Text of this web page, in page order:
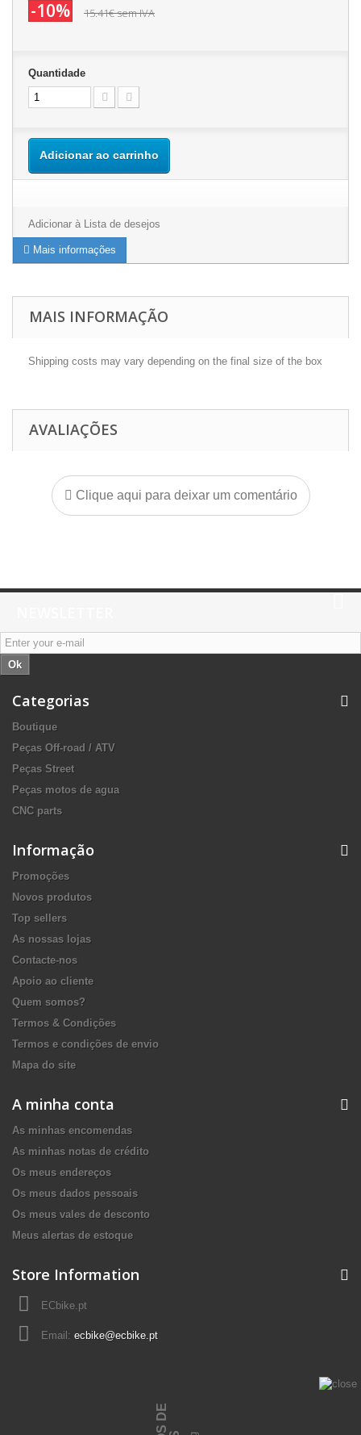
-10% 15.41€sem IVA
Quantidade
Adicionar ao carrinho
Adicionar à Lista de desejos
Mais informações
MAIS INFORMAÇÃO
Shipping costs may vary depending on the final size of the box
AVALIAÇÕES
Clique aqui para deixar um comentário
Ok
Categorias
Boutique
Peças Off-road / ATV
Peças Street
Peças motos de agua
CNC parts
Informação
Promoções
Novos produtos
Top sellers
As nossas lojas
Contacte-nos
Apoio ao cliente
Quem somos?
Termos & Condições
Termos e condições de envio
Mapa do site
A minha conta
As minhas encomendas
As minhas notas de crédito
Os meus endereços
Os meus dados pessoais
Os meus vales de desconto
Meus alertas de estoque
Store Information
ECbike.pt
Email: ecbike@ecbike.pt